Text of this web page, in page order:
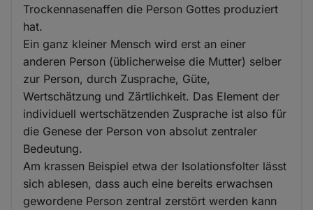
Trockennasenaffen die Person Gottes produziert
hat.
Ein ganz kleiner Mensch wird erst an einer
anderen Person (üblicherweise die Mutter) selber
zur Person, durch Zusprache, Güte,
Wertschätzung und Zärtlichkeit. Das Element der
individuell wertschätzenden Zusprache ist also für
die Genese der Person von absolut zentraler
Bedeutung.
Am krassen Beispiel etwa der Isolationsfolter lässt
sich ablesen, dass auch eine bereits erwachsen
gewordene Person zentral zerstört werden kann